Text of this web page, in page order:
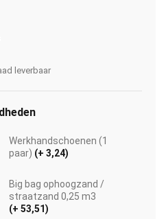
leverbaar
Werkhandschoenen (1
paar) (+ 3,24)
Big bag ophoogzand /
straatzand 0,25 m3
(+ 53,51)